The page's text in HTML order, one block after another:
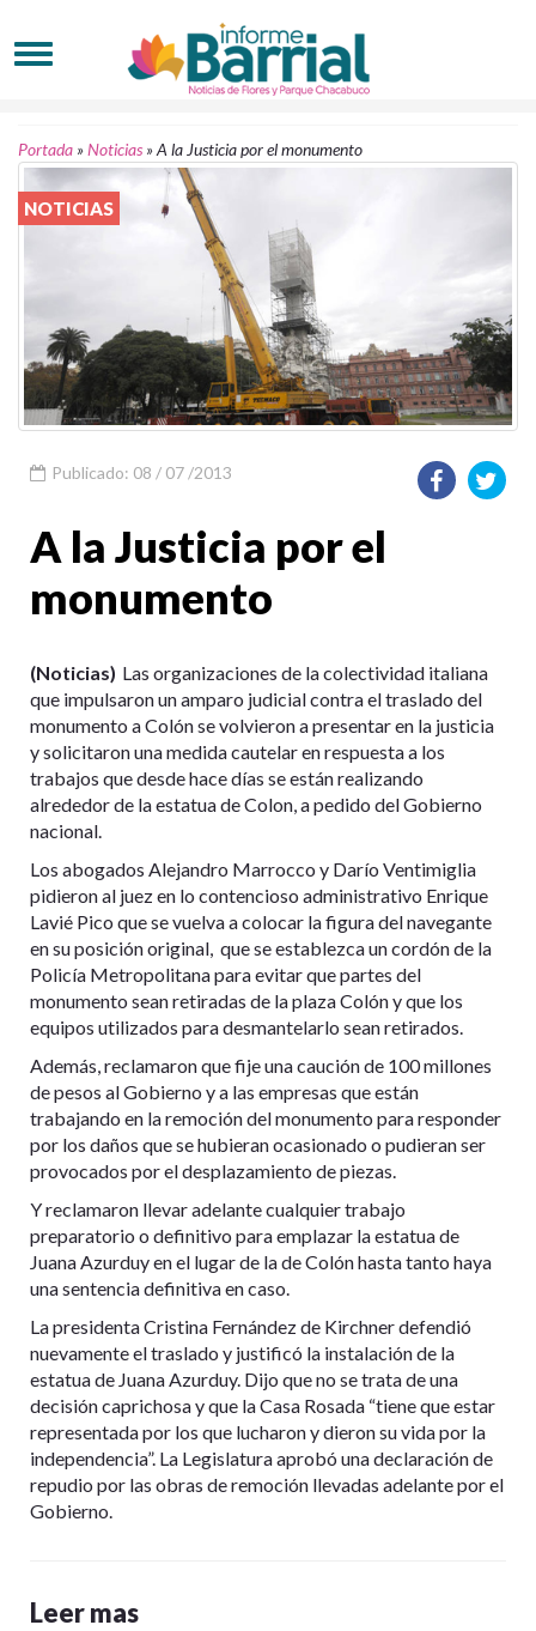
Portada »Noticias »A la Justicia por el monumento
NOTICIAS
Publicado: 08 / 07 /2013
A la Justicia por el
monumento
(Noticias) Las organizaciones de la colectividad italiana
que impulsaron un amparo judicial contra el traslado del
monumento a Colón se volvieron a presentar en la justicia
y solicitaron una medida cautelar en respuesta a los
trabajos que desde hace días se están realizando
alrededor de la estatua de Colon, a pedido del Gobierno
nacional.
Los abogados Alejandro Marrocco y Darío Ventimiglia
pidieron al juez en lo contencioso administrativo Enrique
Lavié Pico que se vuelva a colocar la figura del navegante
en su posición original, que se establezca un cordón de la
Policía Metropolitana para evitar que partes del
monumento sean retiradas de la plaza Colón y que los
equipos utilizados para desmantelarlo sean retirados.
Además, reclamaron que fije una caución de 100 millones
de pesos al Gobierno y a las empresas que están
trabajando en la remoción del monumento para responder
por los daños que se hubieran ocasionado o pudieran ser
provocados por el desplazamiento de piezas.
Y reclamaron llevar adelante cualquier trabajo
preparatorio o definitivo para emplazar la estatua de
Juana Azurduy en el lugar de la de Colón hasta tanto haya
una sentencia definitiva en caso.
La presidenta Cristina Fernández de Kirchner defendió
nuevamente el traslado y justificó la instalación de la
estatua de Juana Azurduy. Dijo que no se trata de una
decisión caprichosa y que la Casa Rosada “tiene que estar
representada por los que lucharon y dieron su vida por la
independencia”. La Legislatura aprobó una declaración de
repudio por las obras de remoción llevadas adelante por el
Gobierno.
Leer mas